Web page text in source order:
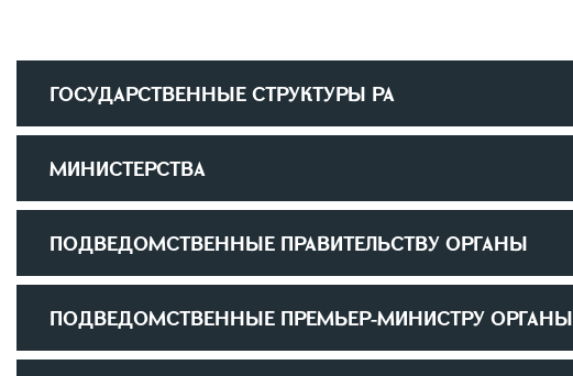
ГОСУДАРСТВЕННЫЕ СТРУКТУРЫ РА
МИНИСТЕРСТВА
ПОДВЕДОМСТВЕННЫЕ ПРАВИТЕЛЬСТВУ ОРГАНЫ
ПОДВЕДОМСТВЕННЫЕ ПРЕМЬЕР-МИНИСТРУ ОРГАНЫ